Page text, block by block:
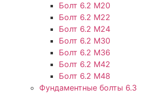
Болт 6.2 М20
Болт 6.2 М22
Болт 6.2 М24
Болт 6.2 М30
Болт 6.2 М36
Болт 6.2 М42
Болт 6.2 М48
Фундаментные болты 6.3